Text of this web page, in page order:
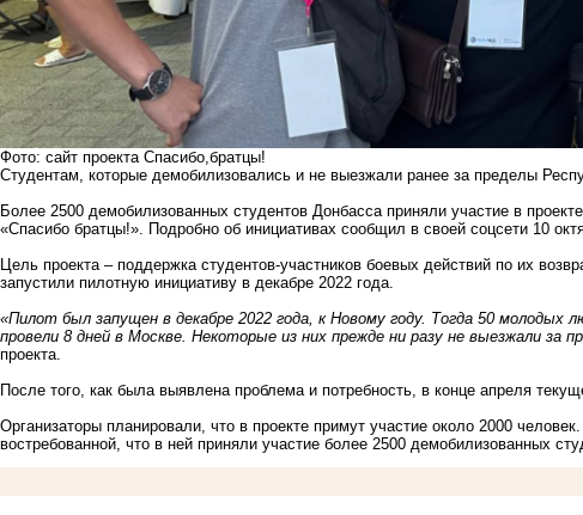
Фото: сайт проекта Спасибо,братцы!
Студентам, которые демобилизовались и не выезжали ранее за пределы
Более 2500 демобилизованных студентов Донбасса приняли участие в
«Спасибо братцы!». Подробно об инициативах сообщил в своей соцсети 10
Цель проекта – поддержка студентов-участников боевых действий по их
запустили пилотную инициативу в декабре 2022 года.
«Пилот был запущен в декабре 2022 года, к Новому году. Тогда 50 молодых
провели 8 дней в Москве. Некоторые из них прежде ни разу не выезжали за
проекта.
После того, как была выявлена проблема и потребность, в конце апреля
Организаторы планировали, что в проекте примут участие около 2000
востребованной, что в ней приняли участие более 2500 демобилизованных